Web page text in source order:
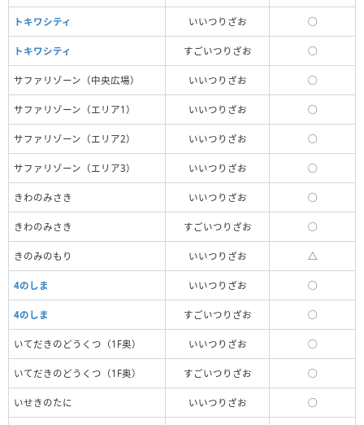
トキワシティ いいつりざお ◯
トキワシティ すごいつりざお ◯
サファリゾーン（中央広場） いいつりざお ◯
サファリゾーン（エリア1） いいつりざお ◯
サファリゾーン（エリア2） いいつりざお ◯
サファリゾーン（エリア3） いいつりざお ◯
きわのみさき いいつりざお ◯
きわのみさき すごいつりざお ◯
きのみのもり いいつりざお △
4のしま いいつりざお ◯
4のしま すごいつりざお ◯
いてだきのどうくつ（1F奥） いいつりざお ◯
いてだきのどうくつ（1F奥） すごいつりざお ◯
いせきのたに いいつりざお ◯